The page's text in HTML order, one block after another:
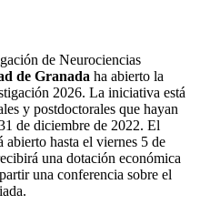
de Neurociencias
de Granada ha abierto la
2026. La iniciativa está
y postdoctorales que hayan
de diciembre de 2022. El
abierto hasta el viernes 5 de
una dotación económica
una conferencia sobre el